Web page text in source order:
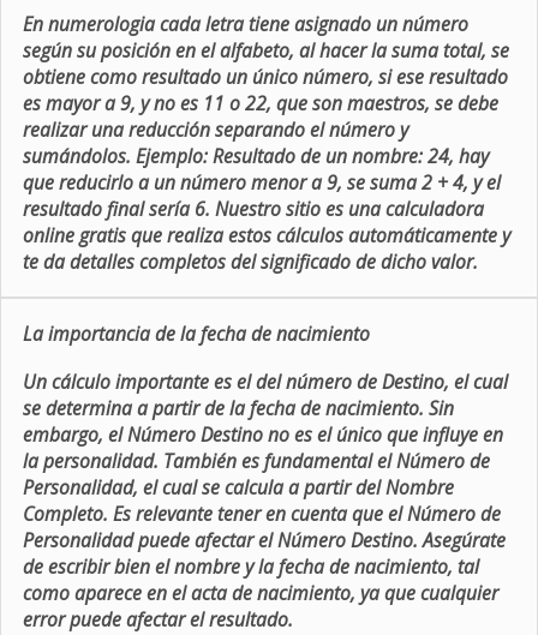
En numerologia cada letra tiene asignado un número
según su posición en el alfabeto, al hacer la suma total, se
obtiene como resultado un único número, si ese resultado
es mayor a 9, y no es 11 o 22, que son maestros, se debe
realizar una reducción separando el número y
sumándolos. Ejemplo: Resultado de un nombre: 24, hay
que reducirlo a un número menor a 9, se suma 2 + 4, y el
resultado final sería 6. Nuestro sitio es una calculadora
online gratis que realiza estos cálculos automáticamente y
te da detalles completos del significado de dicho valor.
La importancia de la fecha de nacimiento
Un cálculo importante es el del número de Destino, el cual
se determina a partir de la fecha de nacimiento. Sin
embargo, el Número Destino no es el único que influye en
la personalidad. También es fundamental el Número de
Personalidad, el cual se calcula a partir del Nombre
Completo. Es relevante tener en cuenta que el Número de
Personalidad puede afectar el Número Destino. Asegúrate
de escribir bien el nombre y la fecha de nacimiento, tal
como aparece en el acta de nacimiento, ya que cualquier
error puede afectar el resultado.